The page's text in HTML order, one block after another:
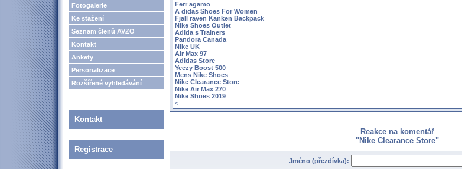
Fotogalerie
Ke stažení
Seznam členů AVZO
Kontakt
Ankety
Personalizace
Rozšířené vyhledávání
Kontakt
Registrace
Ferr agamo
A didas Shoes For Women
Fjall raven Kanken Backpack
Nike Shoes Outlet
Adida s Trainers
Pandora Canada
Nike UK
Air Max 97
Adidas Store
Yeezy Boost 500
Mens Nike Shoes
Nike Clearance Store
Nike Air Max 270
Nike Shoes 2019
<
Reakce na komentář
"Nike Clearance Store"
Jméno (přezdívka):